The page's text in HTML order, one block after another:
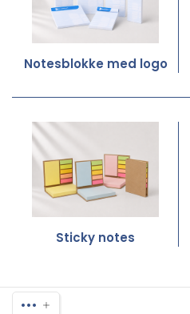
Notesblokke med logo
Sticky notes
•••